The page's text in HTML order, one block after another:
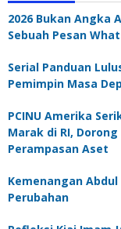
2026 Bukan Angka
Sebuah Pesan
Serial Panduan
Pemimpin Masa
PCINU Amerika
Marak di RI,
Perampasan Aset
Kemenangan
Perubahan